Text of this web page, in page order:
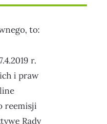
to:
r.
i praw
reemisji
Rady